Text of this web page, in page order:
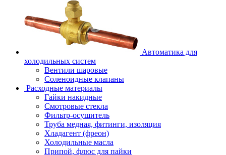
Автоматика для
холодильных систем
Вентили шаровые
Соленоидные клапаны
Расходные материалы
Гайки накидные
Смотровые стекла
Фильтр-осушитель
Труба медная, фитинги, изоляция
Хладагент (фреон)
Холодильные масла
Припой, флюс для пайки